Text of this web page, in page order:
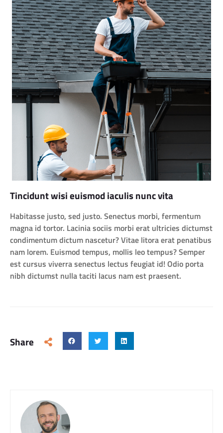
Tincidunt wisi euismod iaculis nunc vita
Habitasse justo, sed justo. Senectus morbi, fermentum
magna id tortor. Lacinia sociis morbi erat ultricies dictumst
condimentum dictum nascetur? Vitae litora erat penatibus
nam lorem. Euismod tempus, mollis leo tempus? Semper
est cursus viverra senectus lectus feugiat id! Odio porta
nibh dictumst nulla taciti lacus nam est praesent.
Share